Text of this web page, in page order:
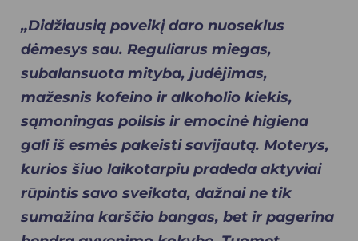
„Didžiausią poveikį daro nuoseklus
dėmesys sau. Reguliarus miegas,
subalansuota mityba, judėjimas,
mažesnis kofeino ir alkoholio kiekis,
sąmoningas poilsis ir emocinė higiena
gali iš esmės pakeisti savijautą. Moterys,
kurios šiuo laikotarpiu pradeda aktyviai
rūpintis savo sveikata, dažnai ne tik
sumažina karščio bangas, bet ir pagerina